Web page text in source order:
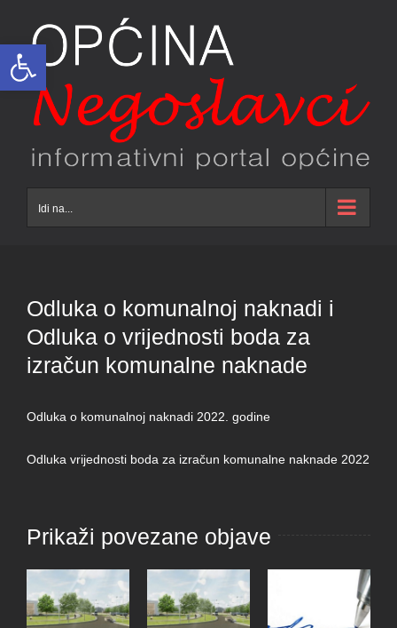
Open toolbar
content
Idi na...
Odluka o komunalnoj naknadi i
Odluka o vrijednosti boda za
izračun komunalne naknade
Odluka o komunalnoj naknadi 2022. godine
Odluka vrijednosti boda za izračun komunalne naknade 2022
Prikaži povezane objave